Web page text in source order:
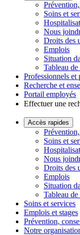
Soins et
Nous
Droits des
Emplois
Situation
Tableau
Professionnels et
Recherche et
Portail employés
Effectuer une
Accès rapides
Soins et
Nous
Droits des
Emplois
Situation
Tableau
Soins et services
Emplois et stages
Prévention,
Notre